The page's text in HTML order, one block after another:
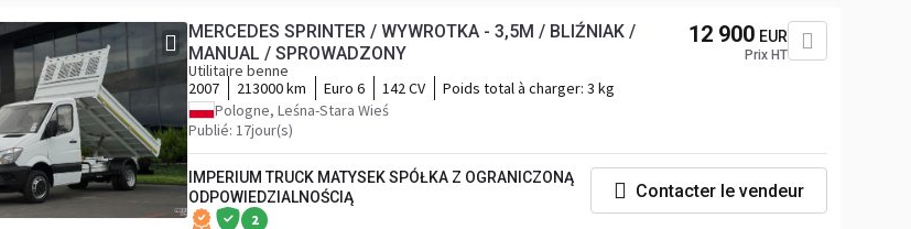
MERCEDES SPRINTER / WYWROTKA - 3,5M / BLIŹNIAK /
MANUAL / SPROWADZONY
Utilitaire benne
2007
213000 km Euro 6 142 CV Poids total à charger: 3 kg
Pologne, Leśna-Stara Wieś
Publié: 17jour(s)
12 900 EUR
Prix HT
IMPERIUM TRUCK MATYSEK SPÓŁKA Z OGRANICZONĄ
ODPOWIEDZIALNOŚCIĄ
2
Contacter le vendeur